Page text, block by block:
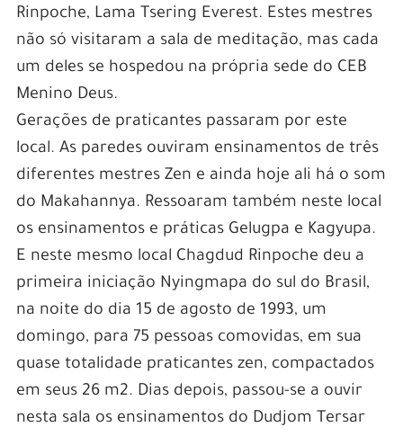
Rinpoche, Lama Tsering Everest. Estes mestres
não só visitaram a sala de meditação, mas cada
um deles se hospedou na própria sede do CEB
Menino Deus.
Gerações de praticantes passaram por este
local. As paredes ouviram ensinamentos de três
diferentes mestres Zen e ainda hoje ali há o som
do Makahannya. Ressoaram também neste local
os ensinamentos e práticas Gelugpa e Kagyupa.
E neste mesmo local Chagdud Rinpoche deu a
primeira iniciação Nyingmapa do sul do Brasil,
na noite do dia 15 de agosto de 1993, um
domingo, para 75 pessoas comovidas, em sua
quase totalidade praticantes zen, compactados
em seus 26 m2. Dias depois, passou-se a ouvir
nesta sala os ensinamentos do Dudjom Tersar